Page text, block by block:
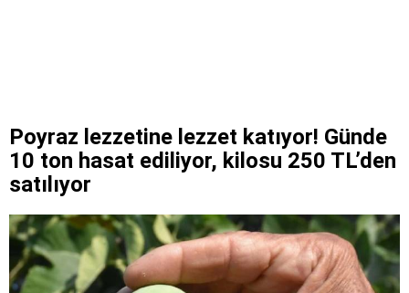
Poyraz lezzetine lezzet katıyor! Günde
10 ton hasat ediliyor, kilosu 250 TL’den
satılıyor